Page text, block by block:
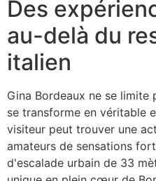
Des
au-delà du
italien
Gina Bordeaux ne se limite
se transforme en véritable
visiteur peut trouver une
amateurs de sensations
d'escalade urbain de 33